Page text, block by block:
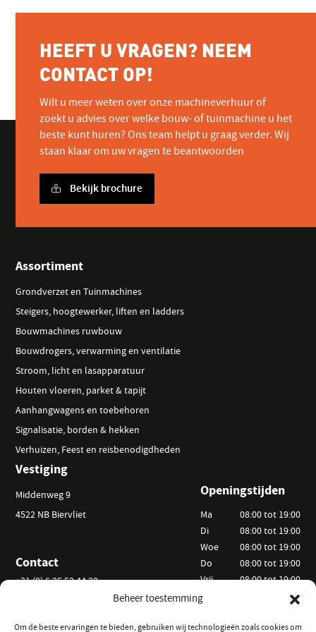
Beheer toestemming
Om de beste ervaringen te bieden, gebruiken wij technologieën zoals cookies om
optie
gekozen
worden
op
productpagina
HEEFT U VRAGEN? NEEM
CONTACT OP!
Wilt u meer weten over onze machineverhuur of
zoekt u advies over welke bouw- of tuinmachine u het
beste kunt huren? Ons team helpt u graag verder. Wij
staan klaar om uw vragen te beantwoorden
Bekijk brochure
Assortiment
Grondverzet en Tuinmachines
Steigers, hoogtewerker, liften en ladders
Bouwmachines ruwbouw
Bouwdrogers, verwarming en ventilatie
Stroom, licht en lasapparatuur
Houten vloeren, parket & tapijt
Aanhangwagens en toebehoren
Signalisatie, borden & hekken
Verhuizen, Feest en reisbenodigdheden
Vestiging
Middenweg 9
4522 NB Biervliet
Contact
+31 (0) 6 25 52 44 20
info@vanackerverhuur.nl
Openingstijden
Ma
Di
Woe
Do
Vrij
Za
08:00 tot 19:00
08:00 tot 19:00
08:00 tot 19:00
08:00 tot 19:00
08:00 tot 19:00
09:00 tot 15:00